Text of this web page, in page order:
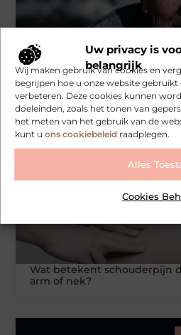
Uw privacy is
belangrijk
Wij maken gebruik van cookies en
begrijpen hoe u onze website
verbeteren. Deze cookies kunnen
doeleinden, zoals het tonen van
het meten van het gebruik van de
kunt u ons cookiebeleidraadplegen.
Alles
Cookies
Vaste of opvouwbare
past echt bij uw dagritme?
Wat betekent schouderpijn
arm of nek?